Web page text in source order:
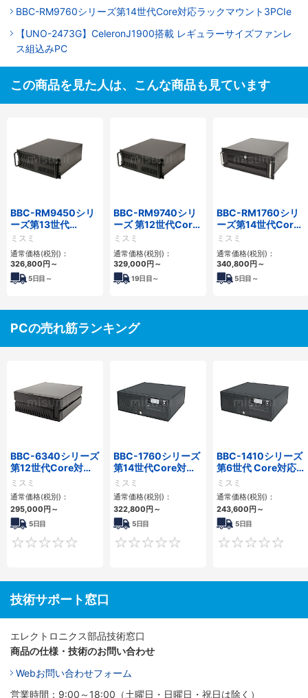
BBC-RM9760シリーズ第14世代Core対応ラックマウント3PCIe
【UNO-2473G】CeleronJ1900搭載 レギュラーサイズファンレ
ス組込みPC
この商品を見た人は、こんな商品も見ています
BBC-RM9450シリ
ーズ第13世代
Core・12世代
Celeron対応ラック
マウント4PCIe
ミスミ
通常価格(税別)：
326,800円～
5日目～
BBC-RM9740シリ
ーズ 第12世代Core
対応ラックマウント
FAPC4PCI・3PCIe
ミスミ
通常価格(税別)：
329,000円～
19日目～
BBC-RM1760シリ
ーズ第14世代Core
対応ラックマウント
3PCIe
ミスミ
通常価格(税別)：
340,800円～
5日目～
PCの売れ筋ランキング
BBC-6340シリーズ
第12世代Core対応
小型フロアマウント
PC2PCI/2PCIe
ミスミ
通常価格(税別)：
295,000円～
5日目
0
BBC-1760シリーズ
第14世代Core対応
小型フロアマウント
3PCIe
ミスミ
通常価格(税別)：
322,800円～
5日目
0
BBC-1410シリーズ
第6世代 Core対応フ
ロアマウントFAPC
3PCI・3PCIe
ミスミ
通常価格(税別)：
243,600円～
5日目
技術サポート窓口
エレクトロニクス部品技術窓口
商品の仕様・技術のお問い合わせ
Webお問い合わせフォーム
営業時間：9:00～18:00（土曜日・日曜日・祝日は除く）